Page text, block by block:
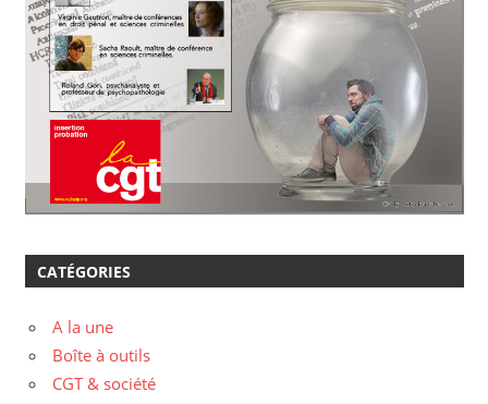
CATÉGORIES
A la une
Boîte à outils
CGT & société